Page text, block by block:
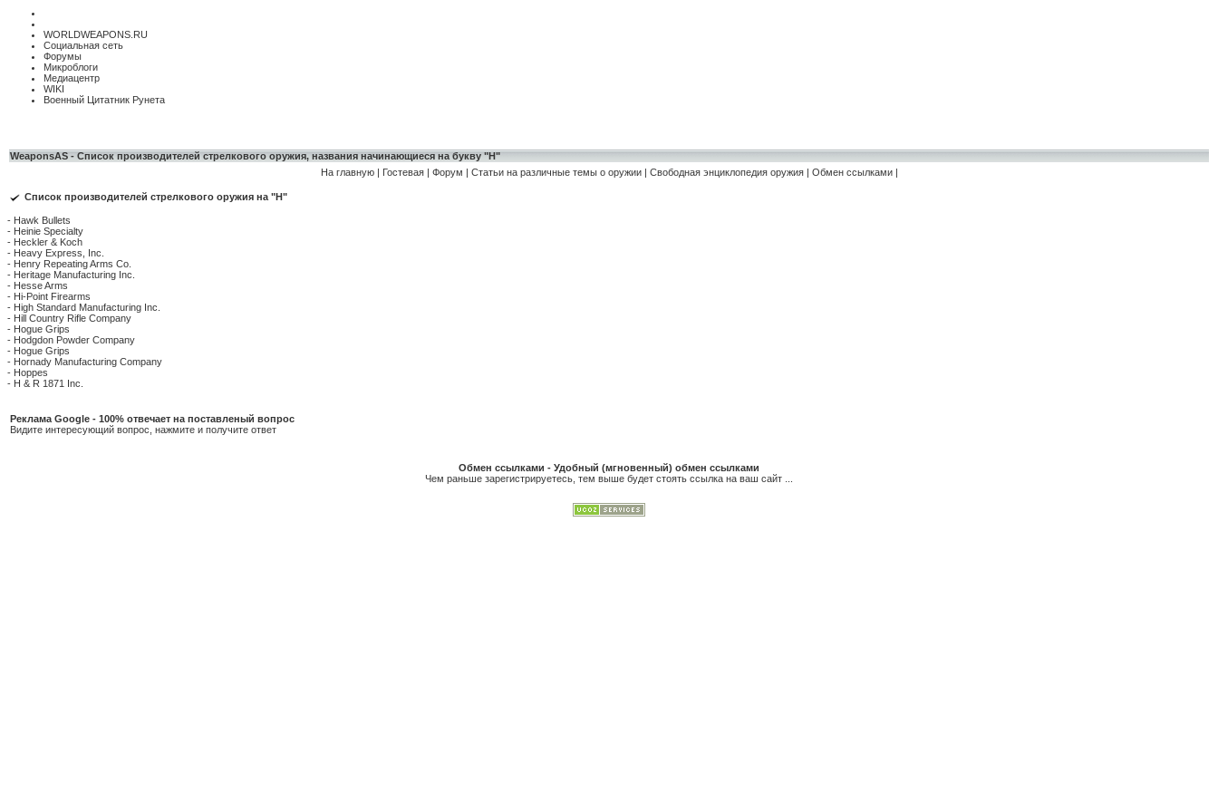
WORLDWEAPONS.RU
Социальная сеть
Форумы
Микроблоги
Медиацентр
WIKI
Военный Цитатник Рунета
WeaponsAS - Список производителей стрелкового оружия, названия начинающиеся на букву "H"
На главную| Гостевая| Форум | Статьи на различные темы о оружии | Свободная энциклопедия оружия| Обмен ссылками|
Список производителей стрелкового оружия на "H"
- Hawk Bullets
- Heinie Specialty
- Heckler & Koch
- Heavy Express, Inc.
- Henry Repeating Arms Co.
- Heritage Manufacturing Inc.
- Hesse Arms
- Hi-Point Firearms
- High Standard Manufacturing Inc.
- Hill Country Rifle Company
- Hogue Grips
- Hodgdon Powder Company
- Hogue Grips
- Hornady Manufacturing Company
- Hoppes
- H & R 1871 Inc
Реклама Google - 100% отвечает на поставленый вопрос
Видите интересующий вопрос, нажмите и получите ответ
Обмен ссылками - Удобный (мгновенный) обмен ссылками
Чем раньше зарегистрируетесь, тем выше будет стоять ссылка на ваш сайт ...